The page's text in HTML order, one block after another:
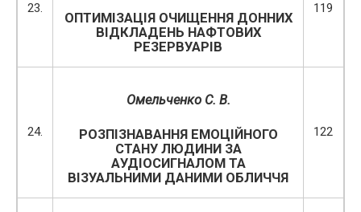
23.
ОПТИМІЗАЦІЯ ОЧИЩЕННЯ ДОННИХ
ВІДКЛАДЕНЬ НАФТОВИХ
РЕЗЕРВУАРІВ
119
24.
Омельченко С. В.
РОЗПІЗНАВАННЯ ЕМОЦІЙНОГО
СТАНУ ЛЮДИНИ ЗА
АУДІОСИГНАЛОМ ТА
ВІЗУАЛЬНИМИ ДАНИМИ ОБЛИЧЧЯ
122